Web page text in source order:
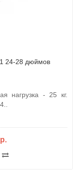
24-28 дюймов
нагрузка - 25 кг.